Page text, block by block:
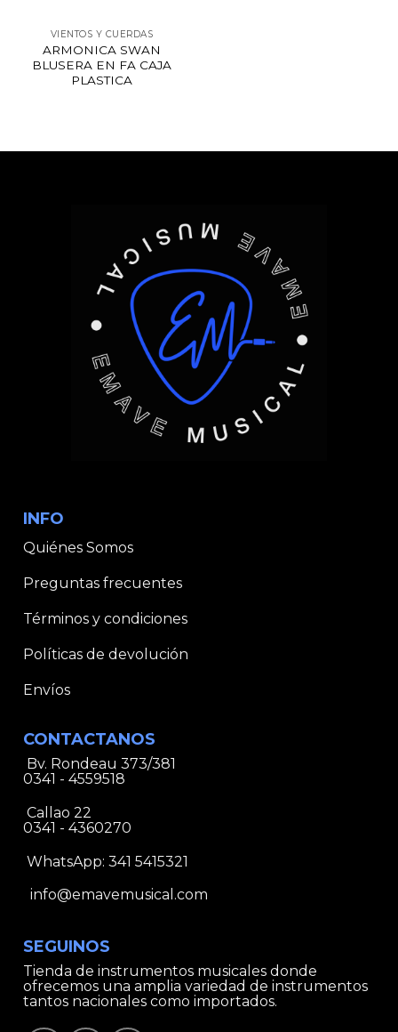
VIENTOS Y CUERDAS
ARMONICA SWAN
BLUSERA EN FA CAJA
PLASTICA
INFO
Quiénes Somos
Preguntas frecuentes
Términos y condiciones
Políticas de devolución
Envíos
CONTACTANOS
Bv. Rondeau 373/381
0341 - 4559518
Callao 22
0341 - 4360270
WhatsApp: 341 5415321
info@emavemusical.com
SEGUINOS
Tienda de instrumentos musicales donde
ofrecemos una amplia variedad de instrumentos
tantos nacionales como importados.